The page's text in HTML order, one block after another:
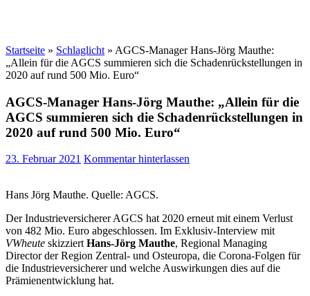
Startseite » Schlaglicht » AGCS-Manager Hans-Jörg Mauthe:
„Allein für die AGCS summieren sich die Schadenrückstellungen in
2020 auf rund 500 Mio. Euro“
AGCS-Manager Hans-Jörg Mauthe: „Allein für die
AGCS summieren sich die Schadenrückstellungen in
2020 auf rund 500 Mio. Euro“
23. Februar 2021 Kommentar hinterlassen
Hans Jörg Mauthe. Quelle: AGCS.
Der Industrieversicherer AGCS hat 2020 erneut mit einem Verlust
von 482 Mio. Euro abgeschlossen. Im Exklusiv-Interview mit
VWheute skizziertHans-Jörg Mauthe, Regional Managing
Director der Region Zentral- und Osteuropa, die Corona-Folgen für
die Industrieversicherer und welche Auswirkungen dies auf die
Prämienentwicklung hat.